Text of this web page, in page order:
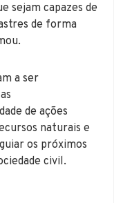
sejam capazes de
de forma
a ser
de ações
naturais e
os próximos
civil.